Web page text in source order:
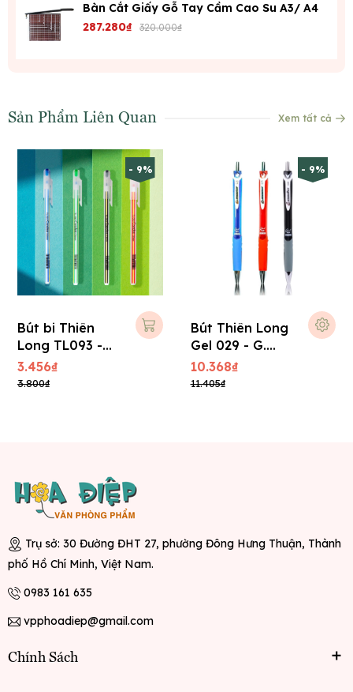
Bàn Cắt Giấy Gỗ Tay Cầm Cao Su A3/ A4
287.280₫ 320.000₫
Sản Phẩm Liên Quan Xem tất cả
- 9%
Bút bi Thiên
Long TL093 -
Candee (0,6
mm) - Xanh
3.456₫
3.800₫
- 9%
Bút Thiên Long
Gel 029 - G.
Master 0.5mm
10.368₫
11.405₫
Trụ sở: 30 Đường ĐHT 27, phường Đông Hưng Thuận, Thành
phố Hồ Chí Minh, Việt Nam.
0983 161 635
vpphoadiep@gmail.com
Chính Sách